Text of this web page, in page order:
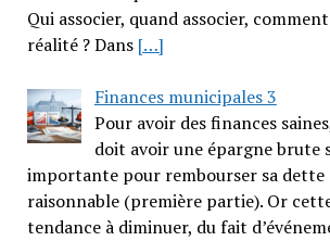
Qui associer, quand associer,
réalité ? Dans […]
Finances municipales 3
Pour avoir des finances
doit avoir une épargne brute
importante pour rembourser sa dette
raisonnable (première partie). Or
tendance à diminuer, du fait